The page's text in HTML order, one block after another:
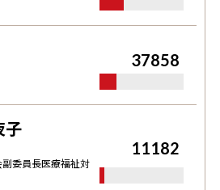
37858
子
委員長医療福祉対
11182